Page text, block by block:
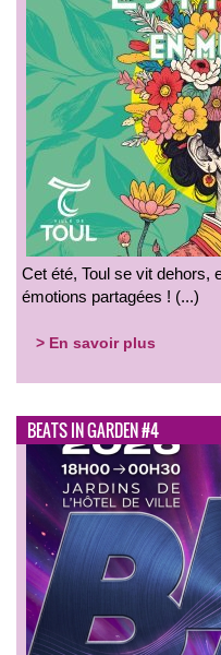
Cet été, Toul se vit dehors,
émotions partagées ! (...)
> En savoir plus
BEATS IN GARDEN #4